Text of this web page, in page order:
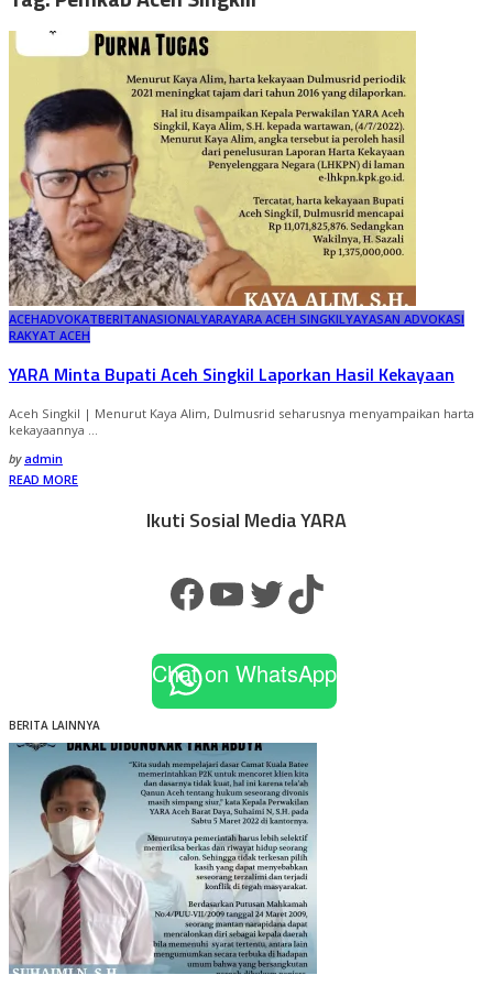
ACEHADVOKATBERITANASIONAL YARAYARA ACEH SINGKIL YAYASAN ADVOKASI
RAKYAT ACEH
YARA Minta Bupati Aceh Singkil Laporkan Hasil Kekayaan
Aceh Singkil | Menurut Kaya Alim, Dulmusrid seharusnya menyampaikan harta
kekayaannya
Posted
by
byadmin
READ MORE
Ikuti Sosial Media YARA
Facebook
YouTube
Twitter
TikTok
Chat on WhatsApp
BERITA LAINNYA